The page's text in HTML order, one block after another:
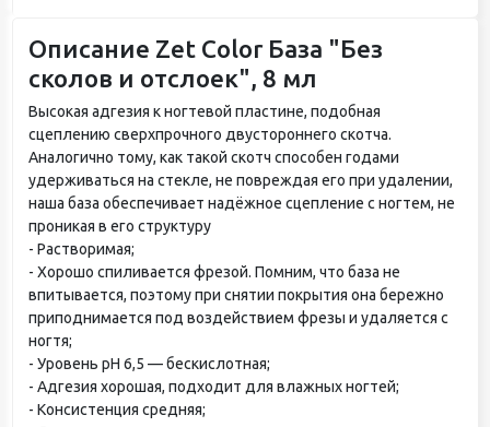
Описание Zet Color База "Без
сколов и отслоек", 8 мл
Высокая адгезия к ногтевой пластине, подобная
сцеплению сверхпрочного двустороннего скотча.
Аналогично тому, как такой скотч способен годами
удерживаться на стекле, не повреждая его при удалении,
наша база обеспечивает надёжное сцепление с ногтем, не
проникая в его структуру
- Растворимая;
- Хорошо спиливается фрезой. Помним, что база не
впитывается, поэтому при снятии покрытия она бережно
приподнимается под воздействием фрезы и удаляется с
ногтя;
- Уровень pH 6,5 — бескислотная;
- Адгезия хорошая, подходит для влажных ногтей;
- Консистенция средняя;